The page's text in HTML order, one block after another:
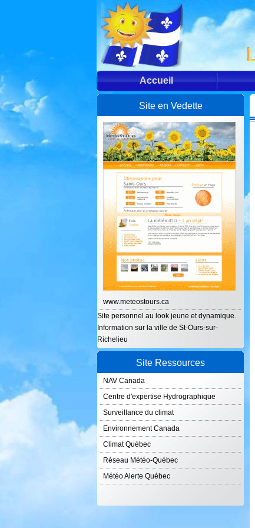
Accueil
Site en Vedette
www.meteostours.ca
Site personnel au look jeune et dynamique.
Information sur la ville de St-Ours-sur-
Richelieu
Site Ressources
NAV Canada
Centre d'expertise Hydrographique
Surveillance du climat
Environnement Canada
Climat Québec
Réseau Météo-Québec
Météo Alerte Québec